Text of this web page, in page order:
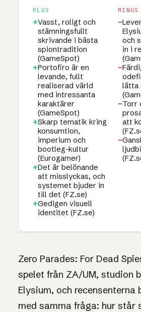
PLUS
+Vasst, roligt och
stämningsfullt
skrivande i bästa
spiontradition
(GameSpot)
+Portofiro är en
levande, fullt
realiserad värld
med intressanta
karaktärer
(GameSpot)
+Skarp tematik kring
konsumtion,
imperium och
bootleg-kultur
(Eurogamer)
+Det är belönande
att misslyckas, och
systemet bjuder in
till det (FZ.se)
+Gedigen visuell
identitet (FZ.se)
MINUS
−
och
in i
−
lätta
−Torr
att
−
Zero Parades:
Dead Spies
Zero Parades: For Dead
spelet från ZA/UM, studion
Elysium, och recensenterna
med samma fråga: hur står